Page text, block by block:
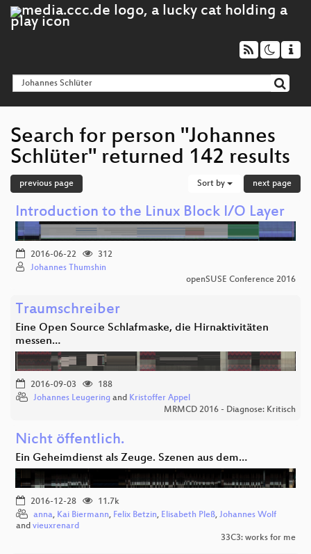
Search for person "Johannes
Schlüter" returned 142 results
previous page Sort by next page
Introduction to the Linux Block I/O Layer
2016-06-22
312
Johannes Thumshin
openSUSE Conference 2016
Traumschreiber
Eine Open Source Schlafmaske, die Hirnaktivitäten
messen…
2016-09-03
188
Johannes Leugering and Kristoffer Appel
MRMCD 2016 - Diagnose: Kritisch
Nicht öffentlich.
Ein Geheimdienst als Zeuge. Szenen aus dem…
2016-12-28
11.7k
anna, Kai Biermann, Felix Betzin, Elisabeth Pleß, Johannes Wolf
and vieuxrenard
33C3: works for me